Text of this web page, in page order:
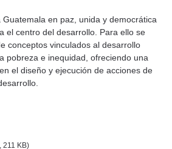
Guatemala en paz, unida y democrática
el centro del desarrollo. Para ello se
conceptos vinculados al desarrollo
pobreza e inequidad, ofreciendo una
el diseño y ejecución de acciones de
211 KB)